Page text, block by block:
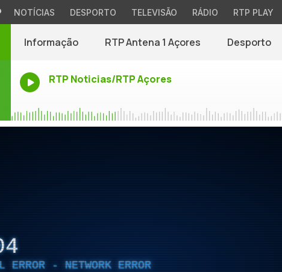
NOTÍCIAS DESPORTO TELEVISÃO RÁDIO RTP PLAY
Informação RTP Antena 1 Açores Desporto
RTP Noticias/RTP Açores
- NETWORK ERROR